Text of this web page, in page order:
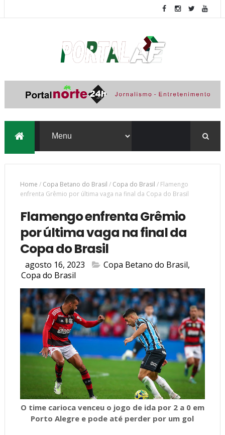
Home / Copa Betano do Brasil / Copa do Brasil / Flamengo
enfrenta Grêmio por última vaga na final da Copa do Brasil
Flamengo enfrenta Grêmio
por última vaga na final da
Copa do Brasil
agosto 16, 2023 Copa Betano do Brasil,
Copa do Brasil
O time carioca venceu o jogo de ida por 2 a 0 em
Porto Alegre e pode até perder por um gol